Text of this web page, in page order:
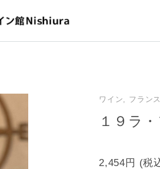
ワイン, フランス
１９ラ
2,454円 (税